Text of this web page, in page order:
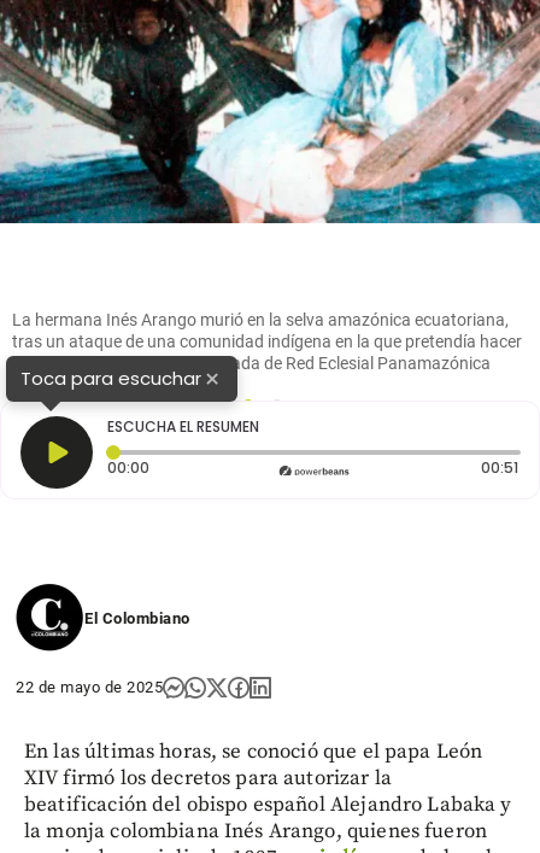
La hermana Inés Arango murió en la selva amazónica ecuatoriana,
tras un ataque de una comunidad indígena en la que pretendía hacer
trabajo misionero. FOTO Tomada de Red Eclesial Panamazónica
Toca para escuchar×
ESCUCHA EL RESUMEN
00:00 Tiempo transcurrido: 0 segundos 00:51
El Colombiano
22 de mayo de 2025
En las últimas horas, se conoció que el papa León
XIV firmó los decretos para autorizar la
beatificación del obispo español Alejandro Labaka y
la monja colombiana Inés Arango, quienes fueron